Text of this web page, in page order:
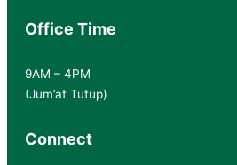
Office Time
9AM – 4PM
(Jum’at Tutup)
Connect